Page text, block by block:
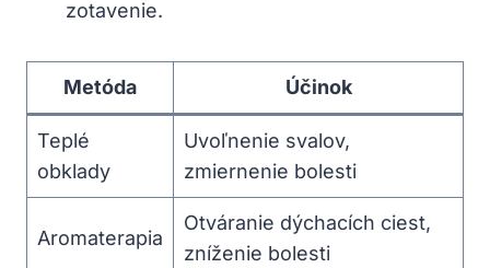
zotavenie.
Metóda Účinok
Teplé
obklady
Uvoľnenie svalov,
zmiernenie bolesti
Aromaterapia
Otváranie dýchacích ciest,
zníženie bolesti